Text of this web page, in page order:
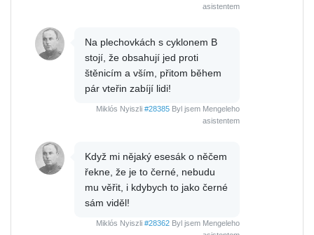
asistentem
Na plechovkách s cyklonem B
stojí, že obsahují jed proti
štěnicím a vším, přitom během
pár vteřin zabíjí lidi!
Miklós Nyiszli #28385 Byl jsem Mengeleho
asistentem
Když mi nějaký esesák o něčem
řekne, že je to černé, nebudu
mu věřit, i kdybych to jako černé
sám viděl!
Miklós Nyiszli #28362 Byl jsem Mengeleho